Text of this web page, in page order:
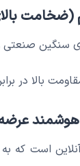
سنگین
بالا در
هوشمند
است که